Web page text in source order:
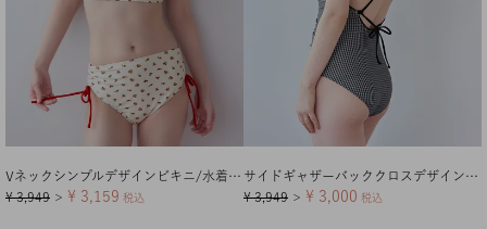
Vネックシンプルデザインビキニ/水着【メール便可／100】
¥ 3,949 ＞ ¥ 3,159 税込
サイドギャザーバッククロスデザインワンピース/水着【メール便可／100】
¥ 3,949 ＞ ¥ 3,000 税込